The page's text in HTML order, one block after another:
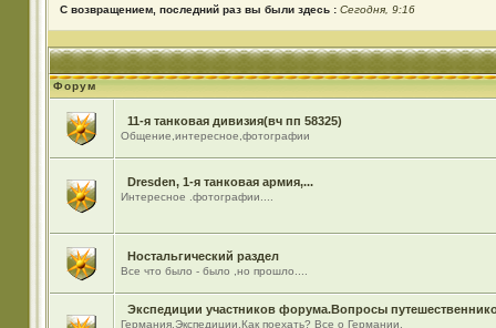
С возвращением, последний раз вы были здесь : Сегодня, 9:16
Форум
11-я танковая дивизия(вч пп 58325)
Общение,интересное,фотографии
Dresden, 1-я танковая армия,...
Интересное .фотографии....
Ностальгический раздел
Все что было - было ,но прошло....
Экспедиции участников форума.Вопросы
Германия.Экспедиции.Как поехать? Все о Германии.